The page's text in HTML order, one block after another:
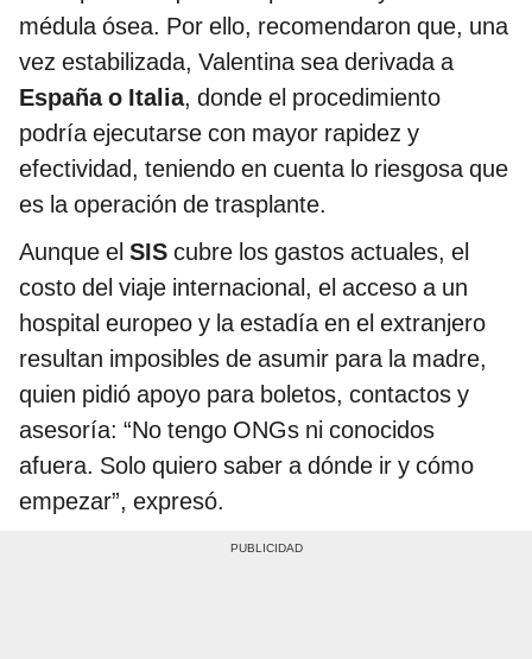
médula ósea. Por ello, recomendaron que, una
vez estabilizada, Valentina sea derivada a
España o Italia, donde el procedimiento
podría ejecutarse con mayor rapidez y
efectividad, teniendo en cuenta lo riesgosa que
es la operación de trasplante.
Aunque el SIS cubre los gastos actuales, el
costo del viaje internacional, el acceso a un
hospital europeo y la estadía en el extranjero
resultan imposibles de asumir para la madre,
quien pidió apoyo para boletos, contactos y
asesoría: “No tengo ONGs ni conocidos
afuera. Solo quiero saber a dónde ir y cómo
empezar”, expresó.